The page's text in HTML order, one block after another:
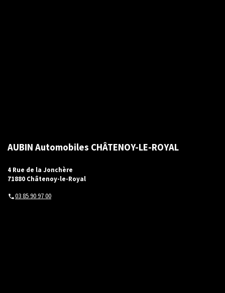
AUBIN Automobiles CHÂTENOY-LE-ROYAL
4 Rue de la Jonchère
71880 Châtenoy-le-Royal
03 85 90 97 00